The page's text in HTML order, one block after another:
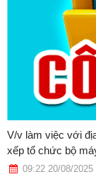
V/v làm việc với
xếp tổ chức bộ
09:22 20/08/2025